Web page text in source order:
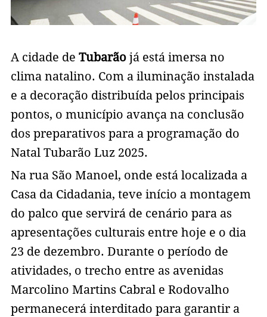
A cidade de Tubarãojá está imersa no
clima natalino. Com a iluminação instalada
e a decoração distribuída pelos principais
pontos, o município avança na conclusão
dos preparativos para a programação do
Natal Tubarão Luz 2025.
Na rua São Manoel, onde está localizada a
Casa da Cidadania, teve início a montagem
do palco que servirá de cenário para as
apresentações culturais entre hoje e o dia
23 de dezembro. Durante o período de
atividades, o trecho entre as avenidas
Marcolino Martins Cabral e Rodovalho
permanecerá interditado para garantir a